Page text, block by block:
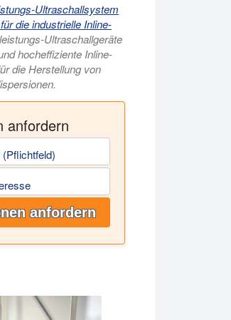
Ultraschallsystem
die industrielle Inline-
Ultraschallgeräte
hocheffiziente Inline-
die Herstellung von
anfordern
anfordern